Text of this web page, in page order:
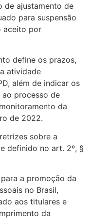
de ajustamento de
para suspensão
aceito por
define os prazos,
atividade
além de indicar os
processo de
da
de 2022.
sobre a
definido no art. 2º, §
a promoção da
no Brasil,
aos titulares e
da